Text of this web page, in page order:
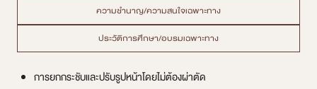
ความชำนาญ/ความสนใจเฉพาะทาง
ประวัติการศึกษา/อบรมเฉพาะทาง
การยกกระชับและปรับรูปหน้าโดยไม่ต้องผ่าตัด